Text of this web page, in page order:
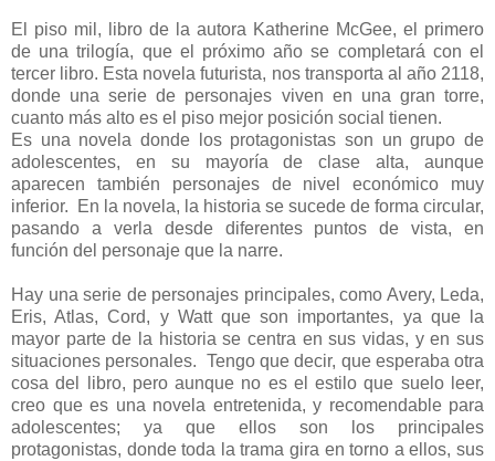
El piso mil, libro de la autora Katherine McGee, el primero
de una trilogía, que el próximo año se completará con el
tercer libro. Esta novela futurista, nos transporta al año 2118,
donde una serie de personajes viven en una gran torre,
cuanto más alto es el piso mejor posición social tienen.
Es una novela donde los protagonistas son un grupo de
adolescentes, en su mayoría de clase alta, aunque
aparecen también personajes de nivel económico muy
inferior. En la novela, la historia se sucede de forma circular,
pasando a verla desde diferentes puntos de vista, en
función del personaje que la narre.
Hay una serie de personajes principales, como Avery, Leda,
Eris, Atlas, Cord, y Watt que son importantes, ya que la
mayor parte de la historia se centra en sus vidas, y en sus
situaciones personales. Tengo que decir, que esperaba otra
cosa del libro, pero aunque no es el estilo que suelo leer,
creo que es una novela entretenida, y recomendable para
adolescentes; ya que ellos son los principales
protagonistas, donde toda la trama gira en torno a ellos, sus